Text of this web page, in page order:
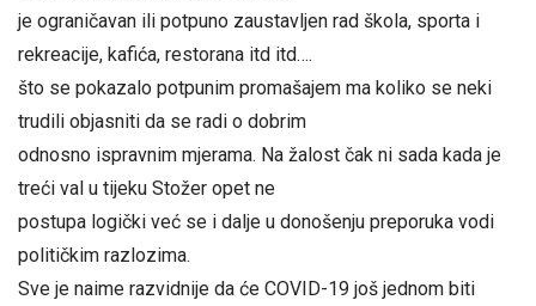
je ograničavan ili potpuno zaustavljen rad škola, sporta i
rekreacije, kafića, restorana itd itd….
što se pokazalo potpunim promašajem ma koliko se neki
trudili objasniti da se radi o dobrim
odnosno ispravnim mjerama. Na žalost čak ni sada kada je
treći val u tijeku Stožer opet ne
postupa logički već se i dalje u donošenju preporuka vodi
političkim razlozima.
Sve je naime razvidnije da će COVID-19 još jednom biti